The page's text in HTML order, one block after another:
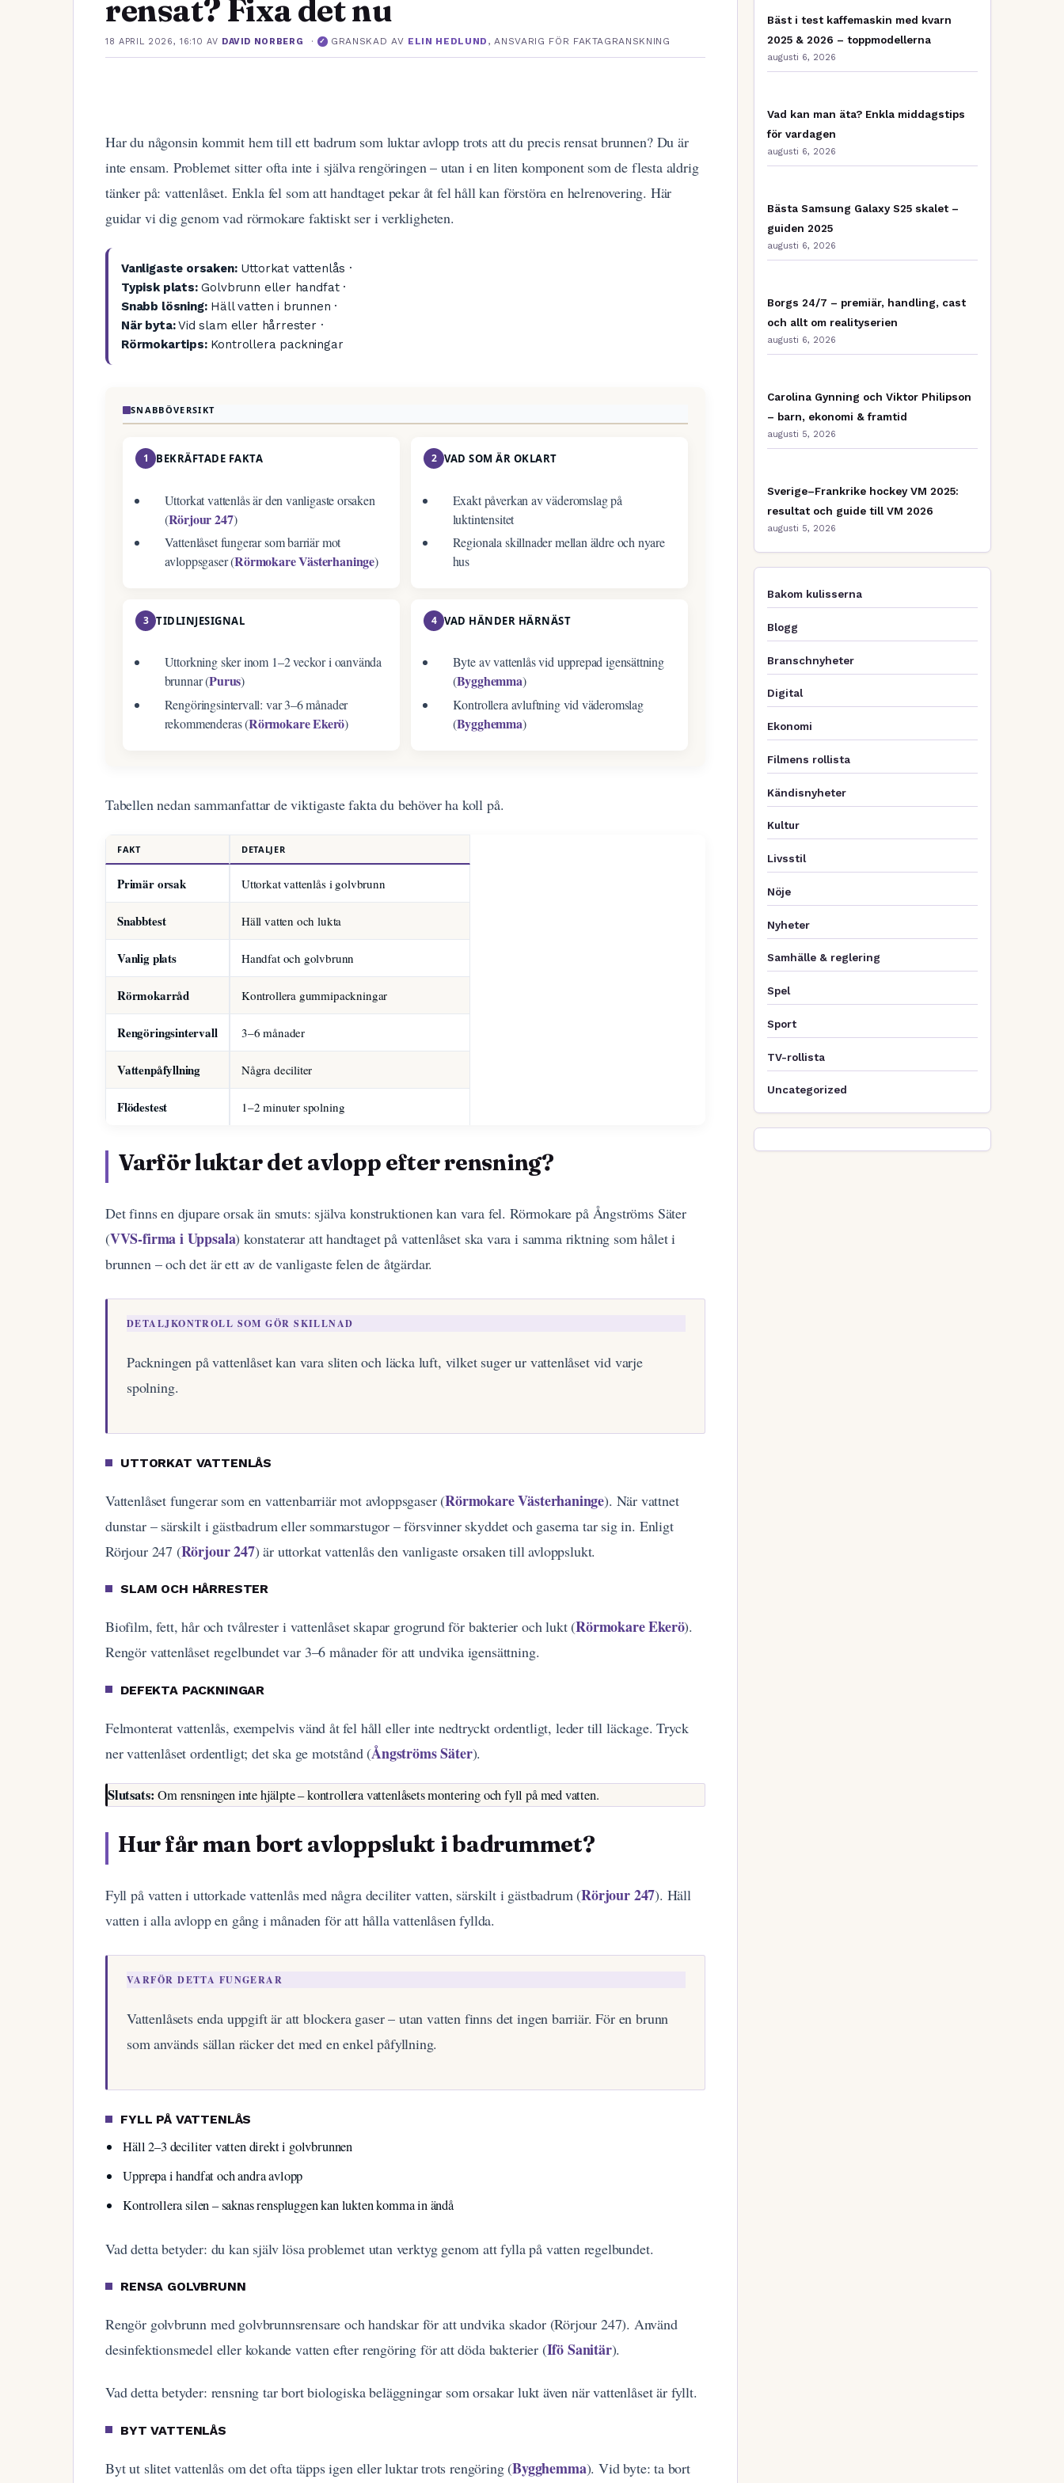
rensat? Fixa det nu
18 APRIL 2026, 16:10 AV DAVID NORBERG · ✓ GRANSKAD AV ELIN HEDLUND , ANSVARIG FÖR FAKTAGRANSKNING
Har du någonsin kommit hem till ett badrum som luktar avlopp trots att du precis rensat brunnen? Du är
inte ensam. Problemet sitter ofta inte i själva rengöringen – utan i en liten komponent som de flesta aldrig
tänker på: vattenlåset. Enkla fel som att handtaget pekar åt fel håll kan förstöra en helrenovering. Här
guidar vi dig genom vad rörmokare faktiskt ser i verkligheten.
Vanligaste orsaken:Uttorkat vattenlås ·
Typisk plats:Golvbrunn eller handfat ·
Snabb lösning:Häll vatten i brunnen ·
När byta:Vid slam eller hårrester ·
Rörmokartips:Kontrollera packningar
SNABBÖVERSIKT
1 BEKRÄFTADE FAKTA
Uttorkat vattenlås är den vanligaste orsaken
(Rörjour 247)
Vattenlåset fungerar som barriär mot
avloppsgaser (Rörmokare Västerhaninge)
2 VAD SOM ÄR OKLART
Exakt påverkan av väderomslag på
luktintensitet
Regionala skillnader mellan äldre och nyare
hus
3 TIDLINJESIGNAL
Uttorkning sker inom 1–2 veckor i oanvända
brunnar (Purus)
Rengöringsintervall: var 3–6 månader
rekommenderas (Rörmokare Ekerö)
4 VAD HÄNDER HÄRNÄST
Byte av vattenlås vid upprepad igensättning
(Bygghemma)
Kontrollera avluftning vid väderomslag
(Bygghemma)
Tabellen nedan sammanfattar de viktigaste fakta du behöver ha koll på.
FAKT DETALJER
Primär orsak Uttorkat vattenlås i golvbrunn
Snabbtest Häll vatten och lukta
Vanlig plats Handfat och golvbrunn
Rörmokarråd Kontrollera gummipackningar
Rengöringsintervall 3–6 månader
Vattenpåfyllning Några deciliter
Flödestest 1–2 minuter spolning
Varför luktar det avlopp efter rensning?
Det finns en djupare orsak än smuts: själva konstruktionen kan vara fel. Rörmokare på Ångströms Säter
(VVS-firma i Uppsala) konstaterar att handtaget på vattenlåset ska vara i samma riktning som hålet i
brunnen – och det är ett av de vanligaste felen de åtgärdar.
DETALJKONTROLL SOM GÖR SKILLNAD
Packningen på vattenlåset kan vara sliten och läcka luft, vilket suger ur vattenlåset vid varje
spolning.
UTTORKAT VATTENLÅS
Vattenlåset fungerar som en vattenbarriär mot avloppsgaser (Rörmokare Västerhaninge). När vattnet
dunstar – särskilt i gästbadrum eller sommarstugor – försvinner skyddet och gaserna tar sig in. Enligt
Rörjour 247 (Rörjour 247) är uttorkat vattenlås den vanligaste orsaken till avloppslukt.
SLAM OCH HÅRRESTER
Biofilm, fett, hår och tvålrester i vattenlåset skapar grogrund för bakterier och lukt (Rörmokare Ekerö).
Rengör vattenlåset regelbundet var 3–6 månader för att undvika igensättning.
DEFEKTA PACKNINGAR
Felmonterat vattenlås, exempelvis vänd åt fel håll eller inte nedtryckt ordentligt, leder till läckage. Tryck
ner vattenlåset ordentligt; det ska ge motstånd (Ångströms Säter).
Slutsats: Om rensningen inte hjälpte – kontrollera vattenlåsets montering och fyll på med vatten.
Hur får man bort avloppslukt i badrummet?
Fyll på vatten i uttorkade vattenlås med några deciliter vatten, särskilt i gästbadrum (Rörjour 247). Häll
vatten i alla avlopp en gång i månaden för att hålla vattenlåsen fyllda.
VARFÖR DETTA FUNGERAR
Vattenlåsets enda uppgift är att blockera gaser – utan vatten finns det ingen barriär. För en brunn
som används sällan räcker det med en enkel påfyllning.
FYLL PÅ VATTENLÅS
Häll 2–3 deciliter vatten direkt i golvbrunnen
Upprepa i handfat och andra avlopp
Kontrollera silen – saknas renspluggen kan lukten komma in ändå
Vad detta betyder: du kan själv lösa problemet utan verktyg genom att fylla på vatten regelbundet.
RENSA GOLVBRUNN
Rengör golvbrunn med golvbrunnsrensare och handskar för att undvika skador (Rörjour 247). Använd
desinfektionsmedel eller kokande vatten efter rengöring för att döda bakterier (Ifö Sanitär).
Vad detta betyder: rensning tar bort biologiska beläggningar som orsakar lukt även när vattenlåset är fyllt.
BYT VATTENLÅS
Byt ut slitet vattenlås om det ofta täpps igen eller luktar trots rengöring (Bygghemma). Vid byte: ta bort
Bäst i test kaffemaskin med kvarn
2025 & 2026 – toppmodellerna
augusti 6, 2026
Vad kan man äta? Enkla middagstips
för vardagen
augusti 6, 2026
Bästa Samsung Galaxy S25 skalet –
guiden 2025
augusti 6, 2026
Borgs 24/7 – premiär, handling, cast
och allt om realityserien
augusti 6, 2026
Carolina Gynning och Viktor Philipson
– barn, ekonomi & framtid
augusti 5, 2026
Sverige–Frankrike hockey VM 2025:
resultat och guide till VM 2026
augusti 5, 2026
Bakom kulisserna
Blogg
Branschnyheter
Digital
Ekonomi
Filmens rollista
Kändisnyheter
Kultur
Livsstil
Nöje
Nyheter
Samhälle & reglering
Spel
Sport
TV-rollista
Uncategorized